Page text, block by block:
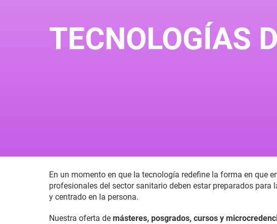
TECNOLOGÍAS
En un momento en que la tecnología redefine la forma en que
profesionales del sector sanitario deben estar preparados
y centrado en la persona.
Nuestra oferta de másteres, posgrados, cursos y